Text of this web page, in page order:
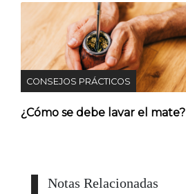
CONSEJOS PRÁCTICOS
¿Cómo se debe lavar el mate?
Notas Relacionadas